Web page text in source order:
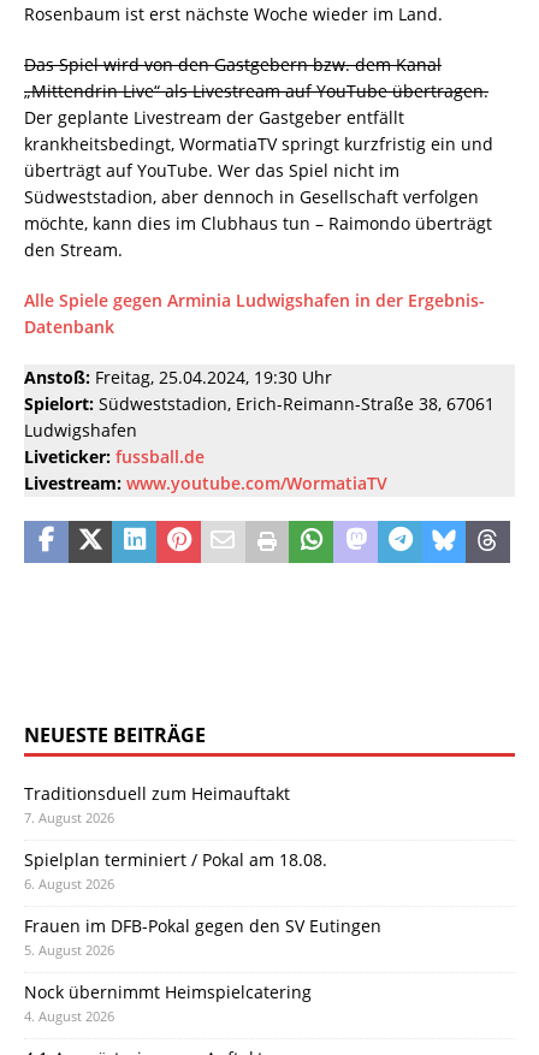
Rosenbaum ist erst nächste Woche wieder im Land.
Das Spiel wird von den Gastgebern bzw. dem Kanal
„Mittendrin Live“ als Livestream auf YouTube übertragen.
Der geplante Livestream der Gastgeber entfällt
krankheitsbedingt, WormatiaTV springt kurzfristig ein und
überträgt auf YouTube. Wer das Spiel nicht im
Südweststadion, aber dennoch in Gesellschaft verfolgen
möchte, kann dies im Clubhaus tun – Raimondo überträgt
den Stream.
Alle Spiele gegen Arminia Ludwigshafen in der Ergebnis-
Datenbank
Anstoß: Freitag, 25.04.2024, 19:30 Uhr
Spielort: Südweststadion, Erich-Reimann-Straße 38, 67061
Ludwigshafen
Liveticker: fussball.de
Livestream: www.youtube.com/WormatiaTV
NEUESTE BEITRÄGE
Traditionsduell zum Heimauftakt
7. August 2026
Spielplan terminiert / Pokal am 18.08.
6. August 2026
Frauen im DFB-Pokal gegen den SV Eutingen
5. August 2026
Nock übernimmt Heimspielcatering
4. August 2026